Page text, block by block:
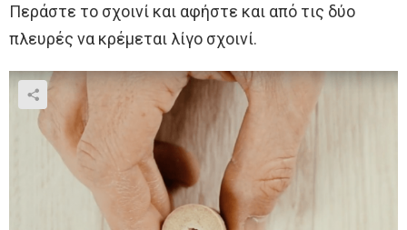
Περάστε το σχοινί και αφήστε και από τις δύο
πλευρές να κρέμεται λίγο σχοινί.